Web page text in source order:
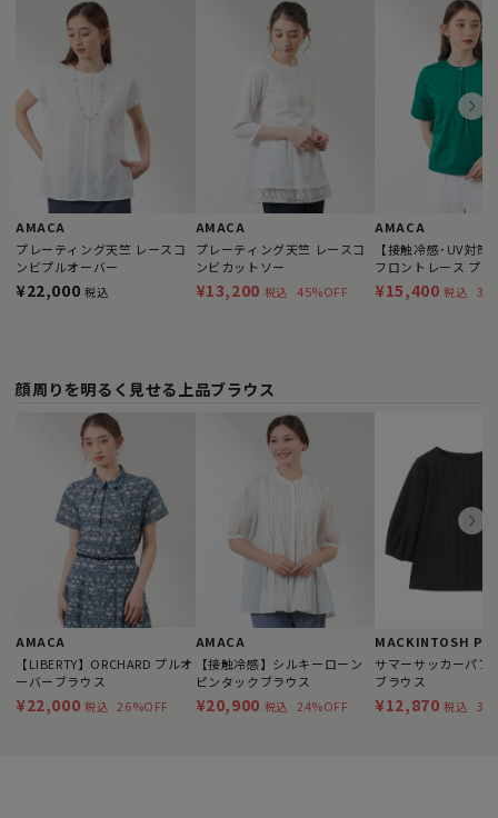
AMACA
プレーティング天竺 レースコ
ンビプルオーバー
¥22,000 税込
AMACA
プレーティング天竺 レースコ
ンビカットソー
¥13,200 税込 45%OFF
AMACA
【接触冷感･UV対
フロントレース プル
¥15,400 税込
顔周りを明るく見せる上品ブラウス
AMACA
【LIBERTY】ORCHARD プルオ
ーバーブラウス
¥22,000 税込 26%OFF
AMACA
【接触冷感】シルキーローン
ピンタックブラウス
¥20,900 税込 24%OFF
サマーサッカーパフ
ブラウス
¥12,870 税込